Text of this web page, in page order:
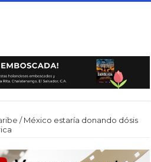
/ México estaría donando dósis